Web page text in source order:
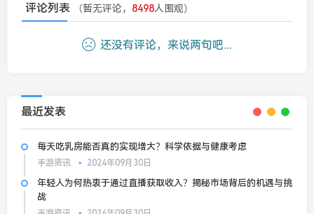
评论列表 （暂无评论， 8498人围观）
还没有评论，来说两句吧...
最近发表
每天吃乳房能否真的实现增大？科学依据与健康考虑
手游资讯 2024年09月30日
年轻人为何热衷于通过直播获取收入？揭秘市场背后的机遇与挑
战